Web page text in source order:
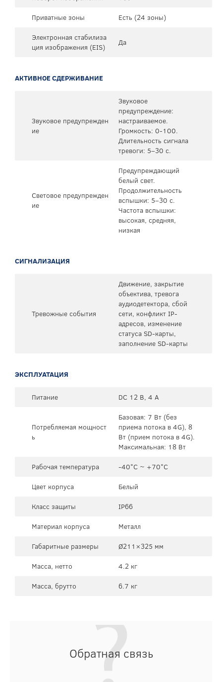
Приватные зоны
Есть (24 зоны)
Электронная стабилиза
ция изображения (EIS)
Да
АКТИВНОЕ СДЕРЖИВАНИЕ
Звуковое предупрежден
ие
Звуковое
предупреждение:
настраиваемое.
Громкость: 0-100.
Длительность сигнала
тревоги: 5–30 с.
Световое предупрежден
ие
Предупреждающий
белый свет.
Продолжительность
вспышки: 5–30 с.
Частота вспышки:
высокая, средняя, ​​
низкая
СИГНАЛИЗАЦИЯ
Тревожные события
Движение, закрытие
объектива, тревога
аудиодетектора, сбой
сети, конфликт IP-
адресов, изменение
статуса SD-карты,
заполнение SD-карты
ЭКСПЛУАТАЦИЯ
Питание DC 12 В, 4 А
Потребляемая мощност
ь
Базовая: 7 Вт (без
приема потока в 4G), 8
Вт (прием потока в 4G).
Максимальная: 18 Вт
Рабочая температура
-40°C ~ +70°C
Цвет корпуса
Белый
Класс защиты
IP66
Материал корпуса
Металл
Габаритные размеры
Ø211×325 мм
Масса, нетто
4.2 кг
Масса, брутто
6.7 кг
Обратная связь